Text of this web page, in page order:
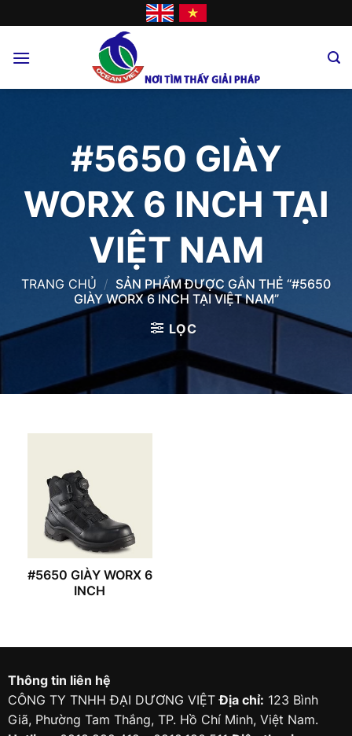
to
#5650 GIÀY
WORX 6 INCH TẠI
VIỆT NAM
TRANG CHỦ / SẢN PHẨM ĐƯỢC GẮN THẺ “#5650
GIÀY WORX 6 INCH TẠI VIỆT NAM”
LỌC
#5650 GIÀY WORX 6
INCH
Thông tin liên hệ
CÔNG TY TNHH ĐẠI DƯƠNG VIỆTĐịa chỉ: 123 Bình
Giã, Phường Tam Thắng, TP. Hồ Chí Minh, Việt Nam.